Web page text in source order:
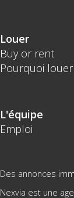
Louer
Buy or rent
Pourquoi louer
L'équipe
Emploi
Des annonces
Nexvia est une